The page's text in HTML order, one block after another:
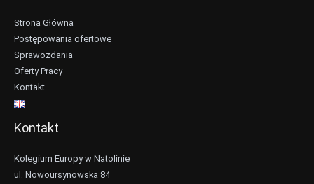
Strona Główna
Postępowania ofertowe
Sprawozdania
Oferty Pracy
Kontakt
Kontakt
Kolegium Europy w Natolinie
ul. Nowoursynowska 84